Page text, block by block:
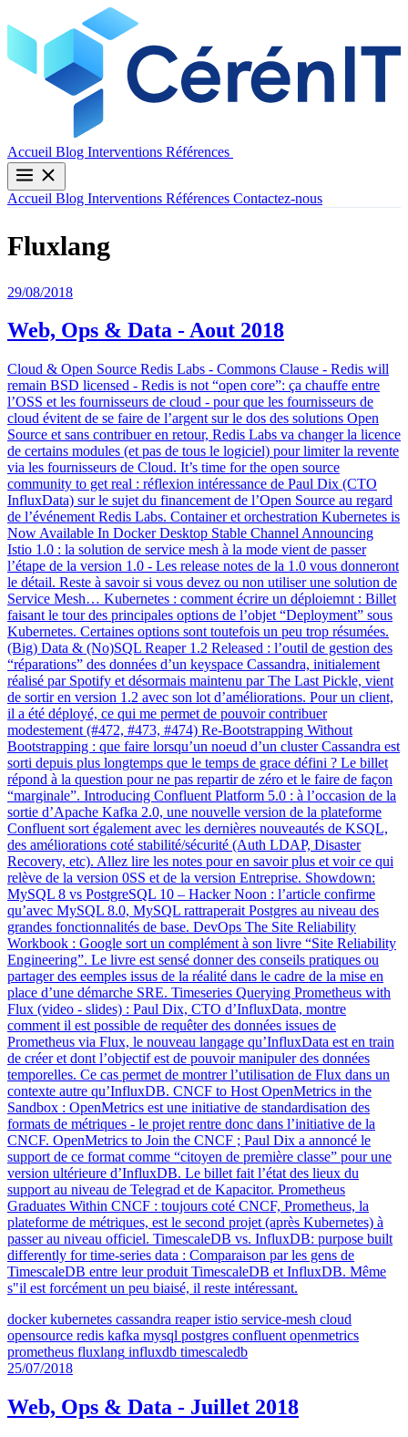
Accueil Blog Interventions Références
Accueil Blog Interventions Références Contactez-nous
Fluxlang
29/08/2018
Web, Ops & Data - Aout 2018
Cloud & Open Source Redis Labs - Commons Clause - Redis will
remain BSD licensed - Redis is not “open core”: ça chauffe entre
l’OSS et les fournisseurs de cloud - pour que les fournisseurs de
cloud évitent de se faire de l’argent sur le dos des solutions Open
Source et sans contribuer en retour, Redis Labs va changer la licence
de certains modules (et pas de tous le logiciel) pour limiter la revente
via les fournisseurs de Cloud. It’s time for the open source
community to get real : réflexion intéressance de Paul Dix (CTO
InfluxData) sur le sujet du financement de l’Open Source au regard
de l’événement Redis Labs. Container et orchestration Kubernetes is
Now Available In Docker Desktop Stable Channel Announcing
Istio 1.0 : la solution de service mesh à la mode vient de passer
l’étape de la version 1.0 - Les release notes de la 1.0 vous donneront
le détail. Reste à savoir si vous devez ou non utiliser une solution de
Service Mesh… Kubernetes : comment écrire un déploiemnt : Billet
faisant le tour des principales options de l’objet “Deployment” sous
Kubernetes. Certaines options sont toutefois un peu trop résumées.
(Big) Data & (No)SQL Reaper 1.2 Released : l’outil de gestion des
“réparations” des données d’un keyspace Cassandra, initialement
réalisé par Spotify et désormais maintenu par The Last Pickle, vient
de sortir en version 1.2 avec son lot d’améliorations. Pour un client,
il a été déployé, ce qui me permet de pouvoir contribuer
modestement (#472, #473, #474) Re-Bootstrapping Without
Bootstrapping : que faire lorsqu’un noeud d’un cluster Cassandra est
sorti depuis plus longtemps que le temps de grace défini ? Le billet
répond à la question pour ne pas repartir de zéro et le faire de façon
“marginale”. Introducing Confluent Platform 5.0 : à l’occasion de la
sortie d’Apache Kafka 2.0, une nouvelle version de la plateforme
Confluent sort également avec les dernières nouveautés de KSQL,
des améliorations coté stabilité/sécurité (Auth LDAP, Disaster
Recovery, etc). Allez lire les notes pour en savoir plus et voir ce qui
relève de la version 0SS et de la version Entreprise. Showdown:
MySQL 8 vs PostgreSQL 10 – Hacker Noon : l’article confirme
qu’avec MySQL 8.0, MySQL rattraperait Postgres au niveau des
grandes fonctionnalités de base. DevOps The Site Reliability
Workbook : Google sort un complément à son livre “Site Reliability
Engineering”. Le livre est sensé donner des conseils pratiques ou
partager des eemples issus de la réalité dans le cadre de la mise en
place d’une démarche SRE. Timeseries Querying Prometheus with
Flux (video - slides) : Paul Dix, CTO d’InfluxData, montre
comment il est possible de requêter des données issues de
Prometheus via Flux, le nouveau langage qu’InfluxData est en train
de créer et dont l’objectif est de pouvoir manipuler des données
temporelles. Ce cas permet de montrer l’utilisation de Flux dans un
contexte autre qu’InfluxDB. CNCF to Host OpenMetrics in the
Sandbox : OpenMetrics est une initiative de standardisation des
formats de métriques - le projet rentre donc dans l’initiative de la
CNCF. OpenMetrics to Join the CNCF ; Paul Dix a annoncé le
support de ce format comme “citoyen de première classe” pour une
version ultérieure d’InfluxDB. Le billet fait l’état des lieux du
support au niveau de Telegrad et de Kapacitor. Prometheus
Graduates Within CNCF : toujours coté CNCF, Prometheus, la
plateforme de métriques, est le second projet (après Kubernetes) à
passer au niveau officiel. TimescaleDB vs. InfluxDB: purpose built
differently for time-series data : Comparaison par les gens de
TimescaleDB entre leur produit TimescaleDB et InfluxDB. Même
s"il est forcément un peu biaisé, il reste intéressant.
docker kubernetes cassandra reaper istio service-mesh cloud
opensource redis kafka mysql postgres confluent openmetrics
prometheus fluxlang influxdb timescaledb
25/07/2018
Web, Ops & Data - Juillet 2018